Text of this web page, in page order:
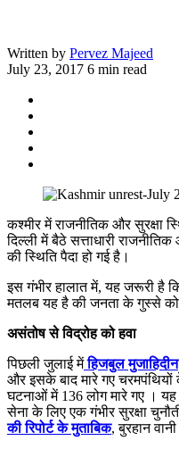
Written by Pervez Majeed
July 23, 2017 6 min read
कश्मीर में राजनीतिक और सुरक्षा
दिल्ली में बैठे सत्ताधारी
की स्थिति पैदा हो गई है।
इस गंभीर हालात में, यह जरूरी है
मतलब यह है की जनता के गुस्से को
असंतोष से विद्रोह को हवा
पिछली जुलाई मेंहिजबुल मुजाहिदीन
और इसके बाद मारे गए चरमपंथियों
घटनाओं में 136 लोग मारे गए । यह
सेना के लिए एक गंभीर सुरक्षा
की रिपोर्ट के मुताबिक, बुरहान